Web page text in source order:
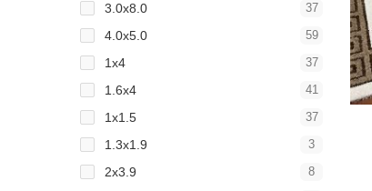
3.0x8.0 37
4.0x5.0 59
1x4 37
1.6x4 41
1х1.5 37
1.3x1.9 3
2x3.9 8